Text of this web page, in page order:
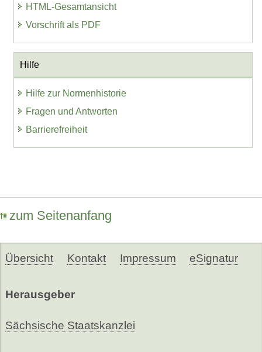
HTML-Gesamtansicht
Vorschrift als PDF
Hilfe
Hilfe zur Normenhistorie
Fragen und Antworten
Barrierefreiheit
zum Seitenanfang
Übersicht Kontakt Impressum eSignatur
Herausgeber
Sächsische Staatskanzlei